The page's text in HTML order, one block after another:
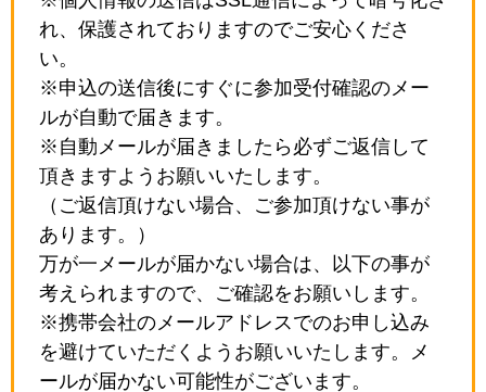
れ、保護されておりますのでご安心くださ
い。
※申込の送信後にすぐに参加受付確認のメー
ルが自動で届きます。
※自動メールが届きましたら必ずご返信して
頂きますようお願いいたします。
（ご返信頂けない場合、ご参加頂けない事が
あります。）
万が一メールが届かない場合は、以下の事が
考えられますので、ご確認をお願いします。
※携帯会社のメールアドレスでのお申し込み
を避けていただくようお願いいたします。メ
ールが届かない可能性がございます。